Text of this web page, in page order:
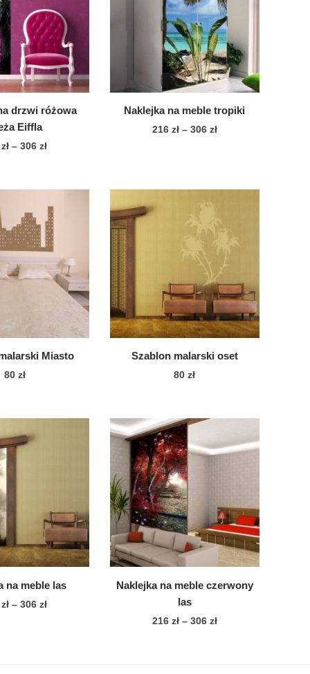
można
wybrać
na
stronie
produktu
drzwi różowa
Eiffla
zł – 306złZakres
216 zł
do
306 zł
produkt
wiele
wariantów.
Opcje
można
stronie
Naklejka na meble tropiki
216 zł – 306 złZakres
do
ma
wiele
wariantów.
Opcje
można
wybrać
na
stronie
produktu
Miasto
80 zł
Szablon malarski oset
80zł
na meble las
zł – 306złZakres
Naklejka na meble czerwony
las
216 zł – 306 złZakres